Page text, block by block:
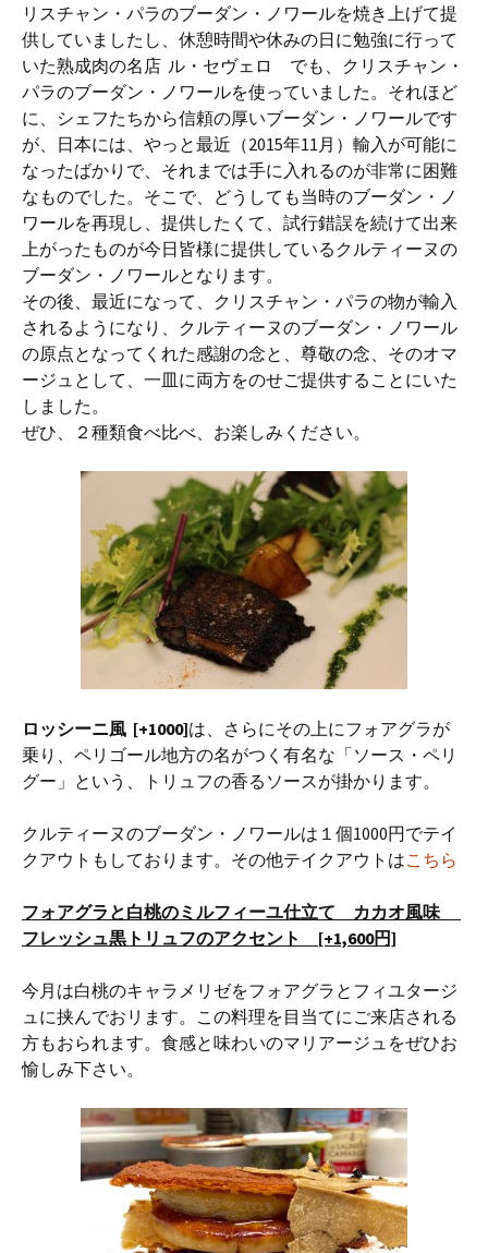
リスチャン・パラのブーダン・ノワールを焼き上げて提
供していましたし、休憩時間や休みの日に勉強に行って
いた熟成肉の名店 ル・セヴェロ でも、クリスチャン・
パラのブーダン・ノワールを使っていました。それほど
に、シェフたちから信頼の厚いブーダン・ノワールです
が、日本には、やっと最近（2015年11月）輸入が可能に
なったばかりで、それまでは手に入れるのが非常に困難
なものでした。そこで、どうしても当時のブーダン・ノ
ワールを再現し、提供したくて、試行錯誤を続けて出来
上がったものが今日皆様に提供しているクルティーヌの
ブーダン・ノワールとなります。
その後、最近になって、クリスチャン・パラの物が輸入
されるようになり、クルティーヌのブーダン・ノワール
の原点となってくれた感謝の念と、尊敬の念、そのオマ
ージュとして、一皿に両方をのせご提供することにいた
しました。
ぜひ、２種類食べ比べ、お楽しみください。
ロッシーニ風 [+1000]は、さらにその上にフォアグラが
乗り、ペリゴール地方の名がつく有名な「ソース・ペリ
グー」という、トリュフの香るソースが掛かります。
クルティーヌのブーダン・ノワールは１個1000円でテイ
クアウトもしております。その他テイクアウトはこちら
フォアグラと白桃のミルフィーユ仕立て カカオ風味
フレッシュ黒トリュフのアクセント [+1,600円]
今月は白桃のキャラメリゼをフォアグラとフィユタージ
ュに挟んでおリます。この料理を目当てにご来店される
方もおられます。食感と味わいのマリアージュをぜひお
愉しみ下さい。